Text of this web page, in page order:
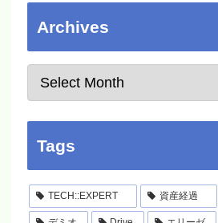
Archives
Tags
TECH::EXPERT 資産経過